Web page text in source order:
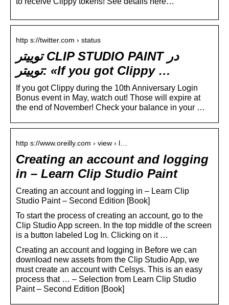
http s://twitter.com › status
توییتر CLIP STUDIO PAINT در
توییتر: «If you got Clippy …
If you got Clippy during the 10th Anniversary Login
Bonus event in May, watch out! Those will expire at
the end of November! Check your balance in your …
http s://www.oreilly.com › view › l…
Creating an account and logging
in – Learn Clip Studio Paint
Creating an account and logging in – Learn Clip
Studio Paint – Second Edition [Book]
To start the process of creating an account, go to the
Clip Studio App screen. In the top middle of the screen
is a button labeled Log In. Clicking on it …
Creating an account and logging in Before we can
download new assets from the Clip Studio App, we
must create an account with Celsys. This is an easy
process that … – Selection from Learn Clip Studio
Paint – Second Edition [Book]